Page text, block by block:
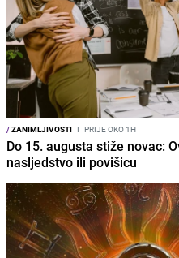
/ZANIMLJIVOSTI I PRIJE OKO 1H
Do 15. augusta stiže novac:
nasljedstvo ili povišicu